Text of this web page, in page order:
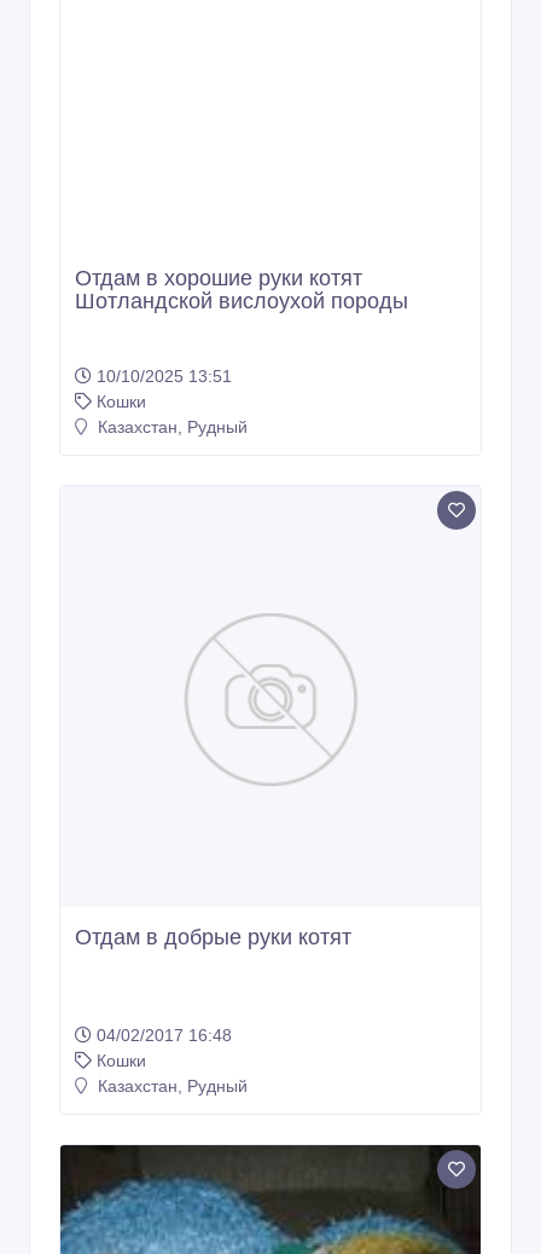
Отдам в хорошие руки котят
Шотландской вислоухой породы
10/10/2025 13:51
Кошки
Казахстан, Рудный
Отдам в добрые руки котят
04/02/2017 16:48
Кошки
Казахстан, Рудный